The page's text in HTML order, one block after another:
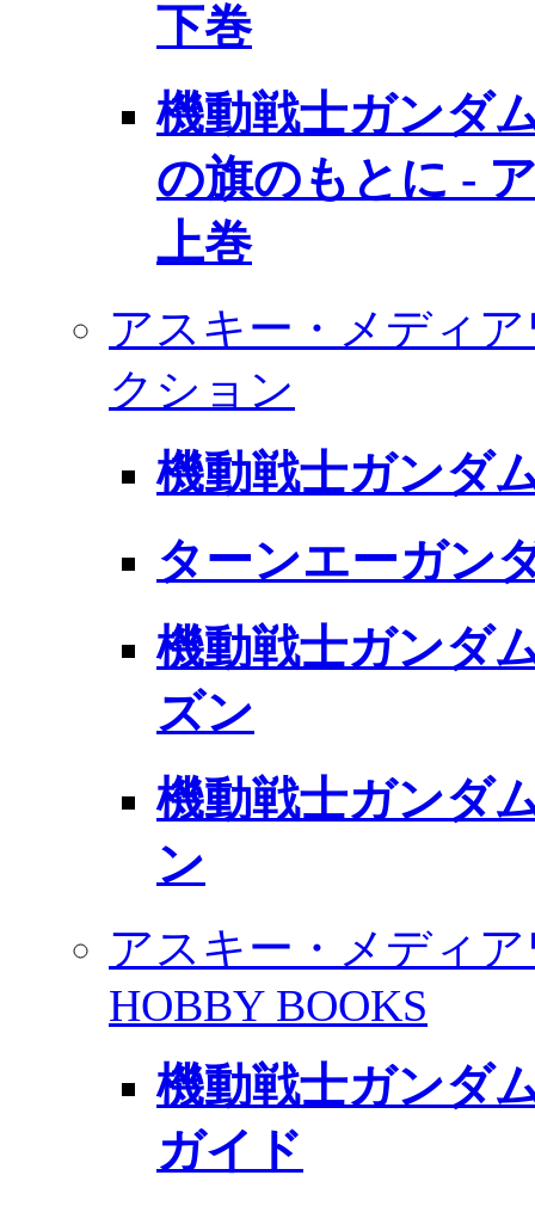
下巻
機動戦士ガンダ
の旗のもとに -
上巻
アスキー・メディ
クション
機動戦士ガンダ
ターンエーガン
機動戦士ガンダ
ズン
機動戦士ガンダ
ン
アスキー・メディ
HOBBY BOOKS
機動戦士ガンダ
ガイド